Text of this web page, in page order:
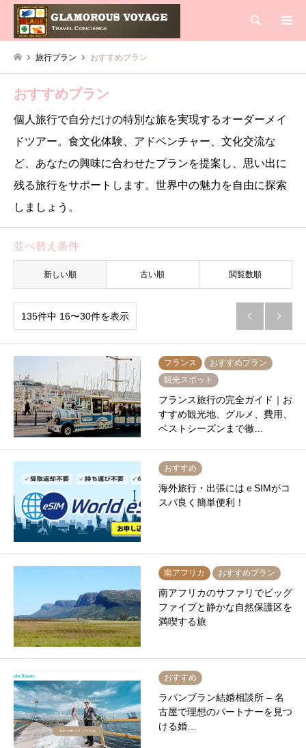
検索
旅行プラン おすすめプラン
おすすめプラン
個人旅行で自分だけの特別な旅を実現するオーダーメイ
ドツアー。食文化体験、アドベンチャー、文化交流な
ど、あなたの興味に合わせたプランを提案し、思い出に
残る旅行をサポートします。世界中の魅力を自由に探索
しましょう。
並べ替え条件
新しい順 古い順 閲覧数順
135件中 16〜30件を表示  
フランス
おすすめプラン
観光スポット
フランス旅行の完全ガイド｜お
すすめ観光地、グルメ、費用、
ベストシーズンまで徹…
おすすめ
海外旅行・出張にはｅSIMがコ
スパ良く簡単便利！
南アフリカ おすすめプラン
南アフリカのサファリでビッグ
ファイブと静かな自然保護区を
満喫する旅
おすすめ
ラパンブラン結婚相談所 – 名
古屋で理想のパートナーを見つ
ける婚…